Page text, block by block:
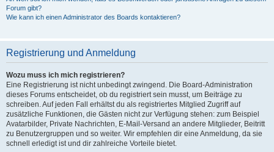
Forum gibt?
Wie kann ich einen Administrator des Boards kontaktieren?
Registrierung und Anmeldung
Wozu muss ich mich registrieren?
Eine Registrierung ist nicht unbedingt zwingend. Die Board-Administration
dieses Forums entscheidet, ob du registriert sein musst, um Beiträge zu
schreiben. Auf jeden Fall erhältst du als registriertes Mitglied Zugriff auf
zusätzliche Funktionen, die Gästen nicht zur Verfügung stehen: zum Beispiel
Avatarbilder, Private Nachrichten, E-Mail-Versand an andere Mitglieder, Beitritt
zu Benutzergruppen und so weiter. Wir empfehlen dir eine Anmeldung, da sie
schnell erledigt ist und dir zahlreiche Vorteile bietet.